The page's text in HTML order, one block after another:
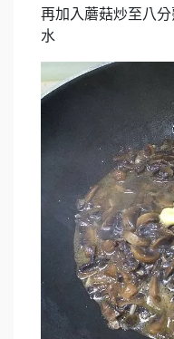
再加入蘑菇炒至八分
水